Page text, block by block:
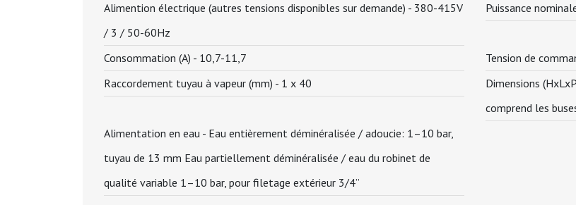
Alimention électrique (autres tensions disponibles sur demande) - 380-415V
/ 3 / 50-60Hz
Puissance
Consommation (A) - 10,7-11,7 Tension de
Raccordement tuyau à vapeur (mm) - 1 x 40
Dimensions
comprend les
Alimentation en eau - Eau entièrement déminéralisée / adoucie: 1–10 bar,
tuyau de 13 mm Eau partiellement déminéralisée / eau du robinet de
qualité variable 1–10 bar, pour filetage extérieur 3/4”